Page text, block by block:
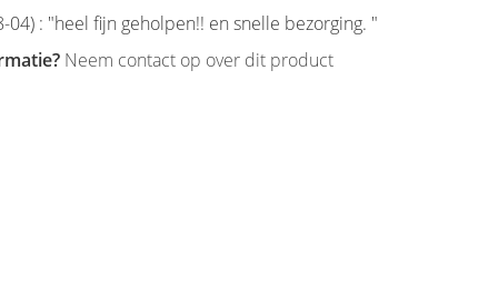
04) : "heel fijn geholpen!! en snelle bezorging. "
Neem contact op over dit product